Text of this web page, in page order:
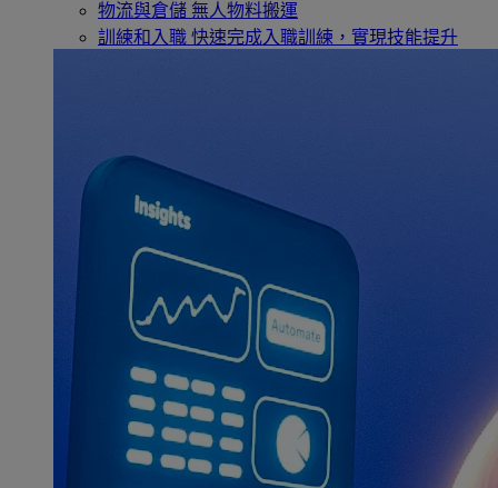
物流與倉儲 無人物料搬運
訓練和入職 快速完成入職訓練，實現技能提升